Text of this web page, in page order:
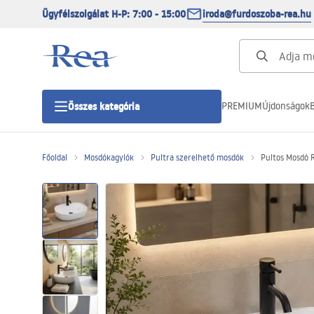
Ügyfélszolgálat H-P: 7:00 - 15:00 iroda@furdoszoba-rea.hu
Összes kategória
Zuhanyajtó
Zuhanytálcák
Zuhanylefolyók
PREMIUMÚjdonságok
Főoldal Mosdókagylók Pultra szerelhető mosdók Pultos Mosdó